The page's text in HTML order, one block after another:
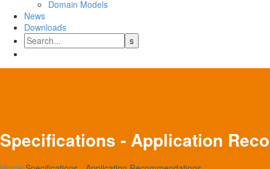
Domain Models
News
Downloads
Specifications - Application